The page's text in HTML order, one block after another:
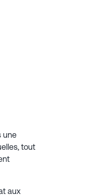
une
tout
aux